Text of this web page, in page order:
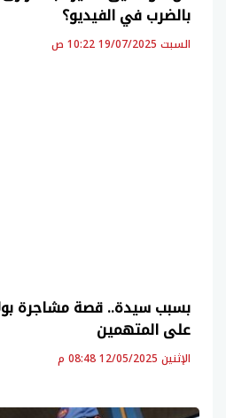
بالضرب في الفيديو؟
السبت 19/07/2025 10:22 ص
بسبب سيدة.. قصة مشاجرة
على المتهمين
الإثنين 12/05/2025 08:48 م